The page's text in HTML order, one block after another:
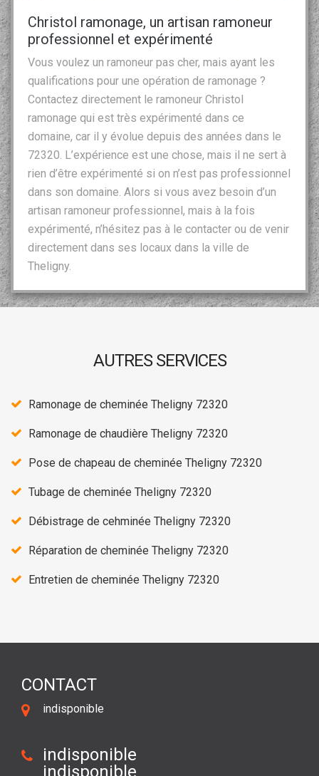
Christol ramonage, un artisan ramoneur
professionnel et expérimenté
Vous voulez un ramoneur pas cher, mais ayant les
qualifications pour une opération de ramonage ?
Contactez directement le ramoneur Christol
ramonage qui est très expérimenté dans ce
domaine, car il y évolue depuis des années dans le
72320. L’expérience est une chose, mais il ne sert à
rien d’être expérimenté si on n’est pas professionnel
dans son domaine. Alors si vous avez besoin d’un
artisan ramoneur professionnel, mais à la fois
expérimenté, n’hésitez pas à le contacter ou de venir
directement dans ses locaux dans la ville de
Theligny.
AUTRES SERVICES
Ramonage de cheminée Theligny 72320
Ramonage de chaudière Theligny 72320
Pose de chapeau de cheminée Theligny 72320
Tubage de cheminée Theligny 72320
Débistrage de cehminée Theligny 72320
Réparation de cheminée Theligny 72320
Entretien de cheminée Theligny 72320
CONTACT
indisponible
indisponible
indisponible